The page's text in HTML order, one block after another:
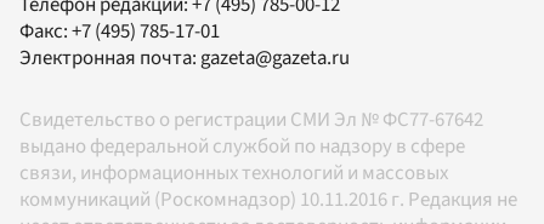
Факс:+7 (495) 785-17-01
Электронная почта: gazeta@gazeta.ru
Свидетельство о регистрации СМИ Эл № ФС77-67642
выдано федеральной службой по надзору в сфере
связи, информационных технологий и массовых
коммуникаций (Роскомнадзор) 10.11.2016 г. Редакция не